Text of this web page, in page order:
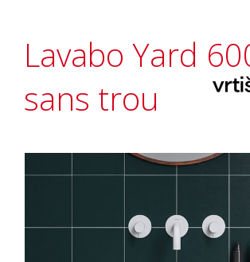
Lavabo Yard
sans trou